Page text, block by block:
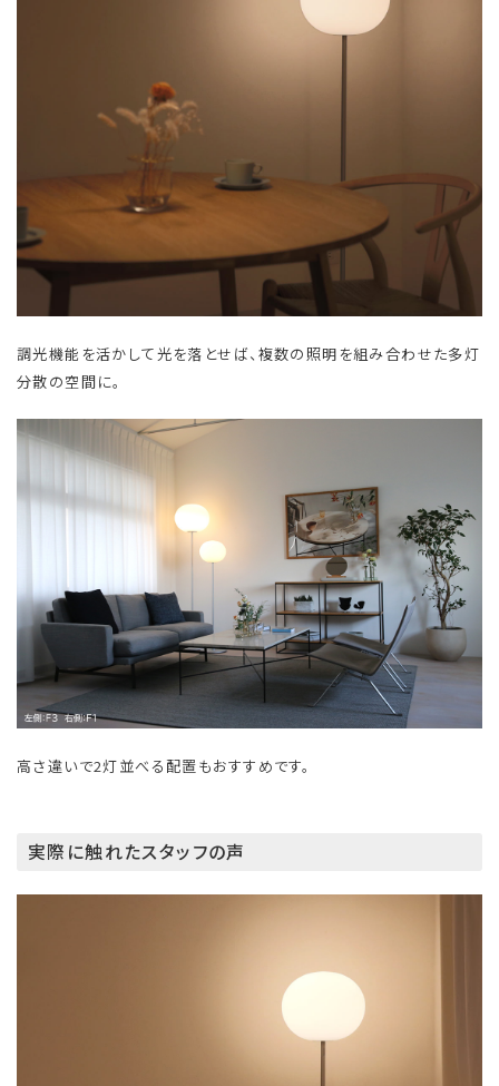
調光機能を活かして光を落とせば、複数の照明を組み合わせた多灯
分散の空間に。
高さ違いで2灯並べる配置もおすすめです。
実際に触れたスタッフの声